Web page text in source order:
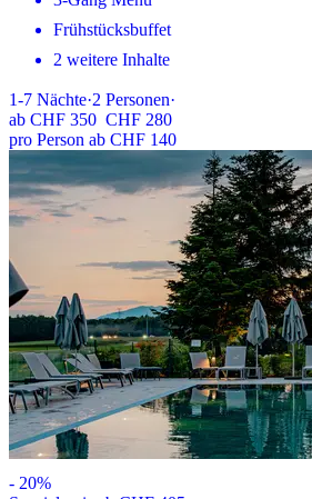
Frühstücksbuffet
2 weitere Inhalte
1-7 Nächte·2 Personen·
ab CHF 350 CHF 280
pro Person ab CHF 140
- 20%